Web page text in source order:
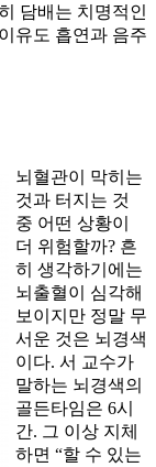
담배는 치명적인
유도 흡연과 음주
뇌혈관이 막히는
것과 터지는 것
중 어떤 상황이
더 위험할까? 흔
히 생각하기에는
뇌출혈이 심각해
보이지만 정말 무
서운 것은 뇌경색
이다. 서 교수가
말하는 뇌경색의
골든타임은 6시
간. 그 이상 지체
하면 “할 수 있는